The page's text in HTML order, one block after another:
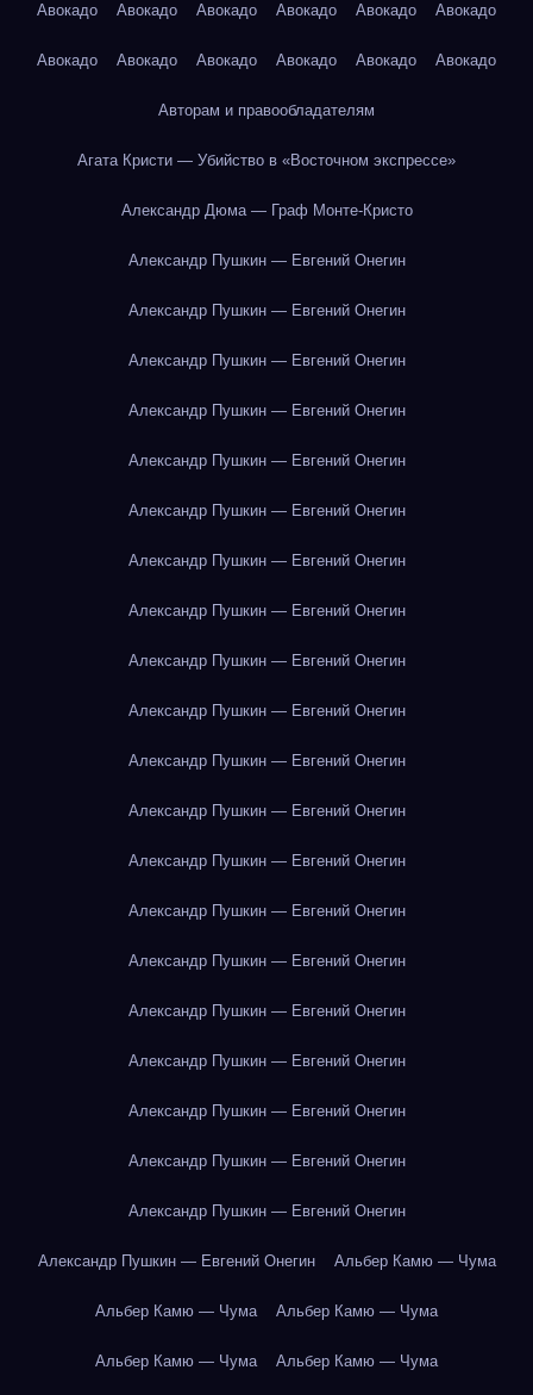
Авокадо Авокадо Авокадо Авокадо Авокадо Авокадо
Авокадо Авокадо Авокадо Авокадо Авокадо Авокадо
Авторам и правообладателям
Агата Кристи — Убийство в «Восточном экспрессе»
Александр Дюма — Граф Монте-Кристо
Александр Пушкин — Евгений Онегин
Александр Пушкин — Евгений Онегин
Александр Пушкин — Евгений Онегин
Александр Пушкин — Евгений Онегин
Александр Пушкин — Евгений Онегин
Александр Пушкин — Евгений Онегин
Александр Пушкин — Евгений Онегин
Александр Пушкин — Евгений Онегин
Александр Пушкин — Евгений Онегин
Александр Пушкин — Евгений Онегин
Александр Пушкин — Евгений Онегин
Александр Пушкин — Евгений Онегин
Александр Пушкин — Евгений Онегин
Александр Пушкин — Евгений Онегин
Александр Пушкин — Евгений Онегин
Александр Пушкин — Евгений Онегин
Александр Пушкин — Евгений Онегин
Александр Пушкин — Евгений Онегин
Александр Пушкин — Евгений Онегин
Александр Пушкин — Евгений Онегин
Александр Пушкин — Евгений Онегин Альбер Камю — Чума
Альбер Камю — Чума Альбер Камю — Чума
Альбер Камю — Чума Альбер Камю — Чума